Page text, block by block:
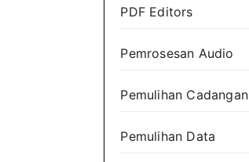
PDF Editors
Pemrosesan Audio
Pemulihan Cadangan
Pemulihan Data